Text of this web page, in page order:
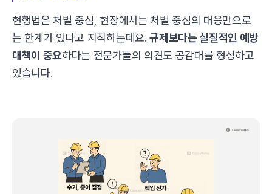
현행법은 처벌 중심, 현장에서는 처벌 중심의 대응만으로
는 한계가 있다고 지적하는데요.규제보다는 실질적인 예방
대책이 중요하다는 전문가들의 의견도 공감대를 형성하고
있습니다.